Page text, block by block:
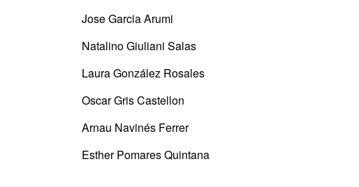
Jose Garcia Arumi
Natalino Giuliani Salas
Laura González Rosales
Oscar Gris Castellon
Arnau Navinés Ferrer
Esther Pomares Quintana